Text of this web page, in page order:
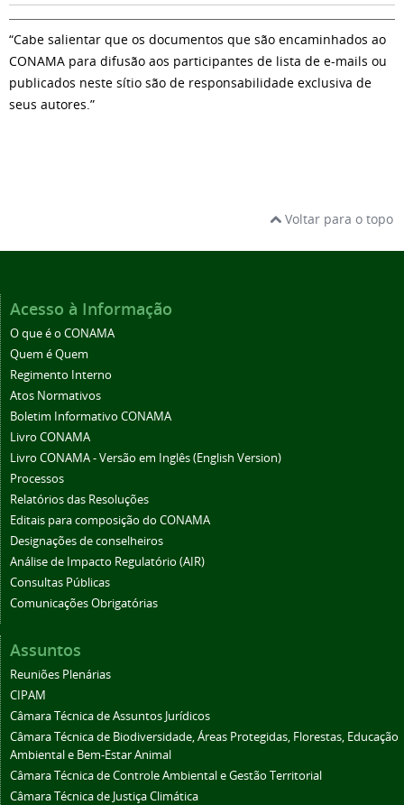
“Cabe salientar que os documentos que são encaminhados ao
CONAMA para difusão aos participantes de lista de e-mails ou
publicados neste sítio são de responsabilidade exclusiva de
seus autores.”
Voltar para o topo
Acesso à Informação
O que é o CONAMA
Quem é Quem
Regimento Interno
Atos Normativos
Boletim Informativo CONAMA
Livro CONAMA
Livro CONAMA - Versão em Inglês (English Version)
Processos
Relatórios das Resoluções
Editais para composição do CONAMA
Designações de conselheiros
Análise de Impacto Regulatório (AIR)
Consultas Públicas
Comunicações Obrigatórias
Assuntos
Reuniões Plenárias
CIPAM
Câmara Técnica de Assuntos Jurídicos
Câmara Técnica de Biodiversidade, Áreas Protegidas, Florestas, Educação
Ambiental e Bem-Estar Animal
Câmara Técnica de Controle Ambiental e Gestão Territorial
Câmara Técnica de Justiça Climática